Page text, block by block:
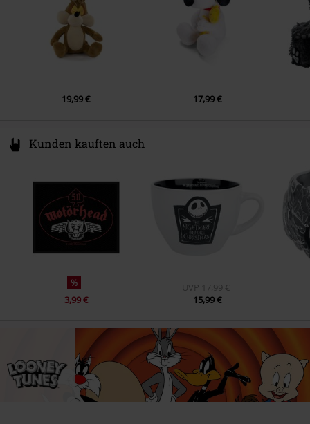
19,99 € 17,99 €
Kunden kauften auch
%
3,99 €
UVP
17,99 €
15,99 €